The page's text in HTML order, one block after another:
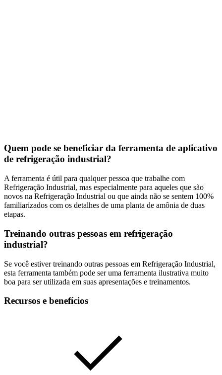
Quem pode se beneficiar da ferramenta de aplicativo
de refrigeração industrial?
A ferramenta é útil para qualquer pessoa que trabalhe com
Refrigeração Industrial, mas especialmente para aqueles que são
novos na Refrigeração Industrial ou que ainda não se sentem 100%
familiarizados com os detalhes de uma planta de amônia de duas
etapas.
Treinando outras pessoas em refrigeração
industrial?
Se você estiver treinando outras pessoas em Refrigeração Industrial,
esta ferramenta também pode ser uma ferramenta ilustrativa muito
boa para ser utilizada em suas apresentações e treinamentos.
Recursos e benefícios